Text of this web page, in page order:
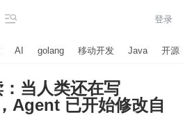
 登录
AI golang 移动开发 Java 开源
当人类还在写
Agent 已开始修改自